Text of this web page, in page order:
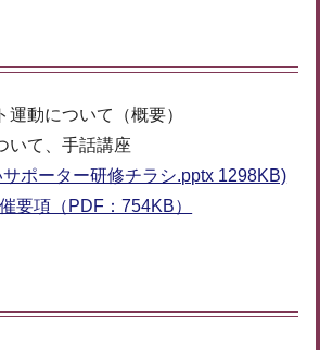
運動について（概要）
いて、手話講座
ポーター研修チラシ.pptx 1298KB)
要項（PDF：754KB）